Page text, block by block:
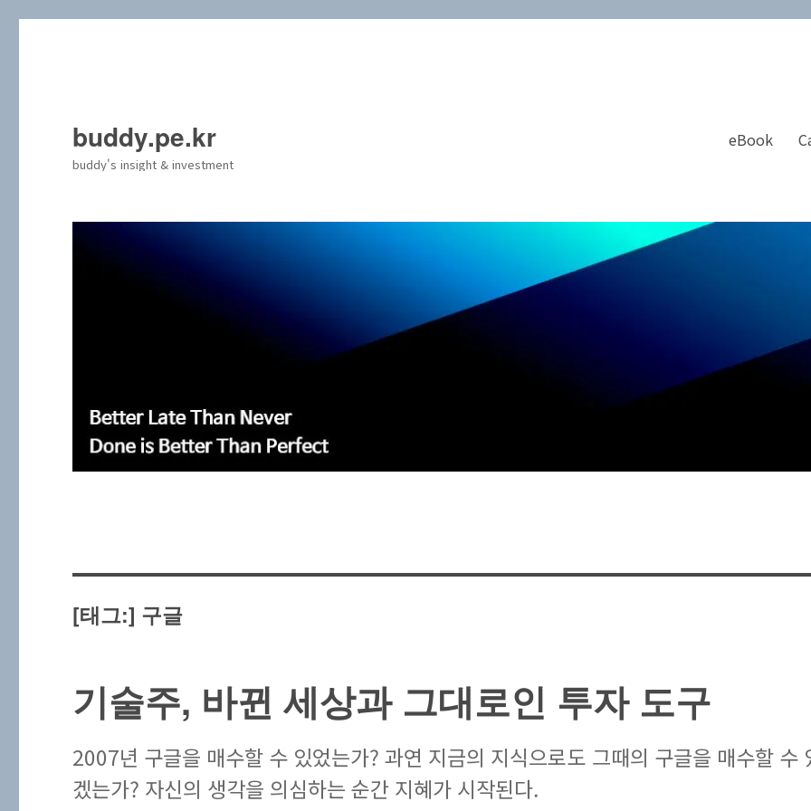
buddy.pe.kr
buddy's insight & investment
eBook
[태그:] 구글
기술주, 바뀐 세상과 그대로인 투자 도구
2007년 구글을 매수할 수 있었는가? 과연 지금의 지식으로도 그때의 구글을 매수할 수
겠는가? 자신의 생각을 의심하는 순간 지혜가 시작된다.